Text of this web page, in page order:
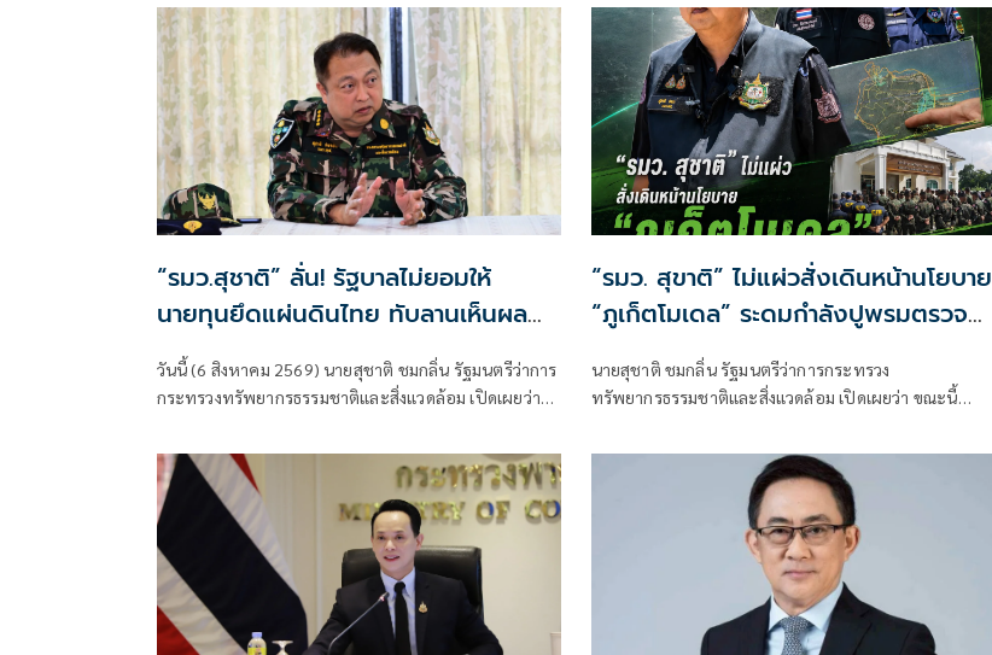
“รมว.สุชาติ” ลั่น! รัฐบาลไม่ยอมให้
นายทุนยึดแผ่นดินไทย ทับลานเห็นผล
แล้ว “สตาร์เวลล์ การ์เด้นโฮม” รื้อเอง
คืบ 40% เตือนผู้ฝ่าฝืนเจอมาตรการทาง
วันนี้ (6 สิงหาคม 2569) นายสุชาติ ชมกลิ่น รัฐมนตรีว่าการ
กระทรวงทรัพยากรธรรมชาติและสิ่งแวดล้อม เปิดเผยว่า
จังหวัดนครราชสีมา
“รมว. สุขาติ” ไม่แผ่วสั่งเดินหน้านโยบาย
“ภูเก็ตโมเดล” ระดมกำลังปูพรมตรวจ
สอบพื้นที่ทั้งเกาะภูเก็ต อีก 40 จุด
พร้อมเร่งผลักดันประกาศป่านันทนาการ
ประโยชน์
นายสุชาติ ชมกลิ่น รัฐมนตรีว่าการกระทรวง
ทรัพยากรธรรมชาติและสิ่งแวดล้อม เปิดเผยว่า ขณะนี้